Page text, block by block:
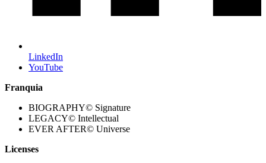
LinkedIn
YouTube
Franquia
BIOGRAPHY© Signature
LEGACY© Intellectual
EVER AFTER© Universe
Licenses